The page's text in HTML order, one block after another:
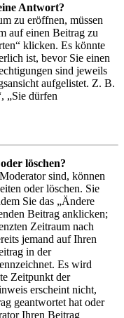
Antwort?
zu eröffnen, müssen
auf einen Beitrag zu
klicken. Es könnte
ist, bevor Sie einen
sind jeweils
aufgelistet. Z. B.
„Sie dürfen
löschen?
sind, können
oder löschen. Sie
Sie das „Ändere
Beitrag anklicken;
Zeitraum nach
jemand auf Ihren
in der
Es wird
Zeitpunkt der
erscheint nicht,
geantwortet hat oder
Ihren Beitrag